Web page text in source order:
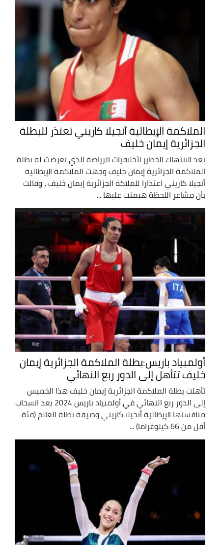
الملاكمة الإيطالية أنجيلا كاريني تعتذر للبطلة
الجزائرية إيمان خليف
بعد الانتهاك الخطير لأخلاقيات الرياضة الذي تعرضت له بطلة
الملاكمة الجزائرية إيمان خليف وجهت الملاكمة الإيطالية
أنجيلا كاريني اعتذارا للملاكة الجزائرية إيمان خليف ، وقالت
بأن مشاعر اللحظة هيمنت عليها ...
أولمبياد باريس:بطلة الملاكمة الجزائرية إيمان
خليف تتأهل إلى الدور ربع النهائي
تأهلت بطلة الملاكمة الجزائرية إيمان خليف هذا الخميس
إلى الدور ربع النهائي في أولمبياد باريس 2024 بعد انسحاب
منافستها الإيطالية أنجيلا كاريني وصيفة بطلة العالم (فئة
أقل من 66 كيلوغراما) ...